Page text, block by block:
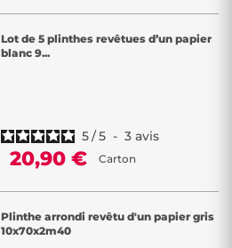
Lot de 5 plinthes revêtues d’un papier
blanc 9...
5/5 - 3 avis
20,90 € Carton
Plinthe arrondi revêtu d'un papier gris
10x70x2m40